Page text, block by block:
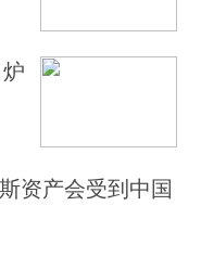
资产会受到中国